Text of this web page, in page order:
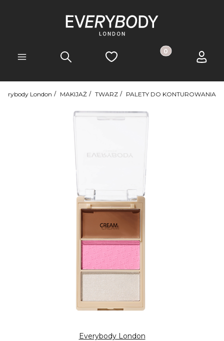
Menu Szukaj Ulubione Produkty w
Koszyk Zaloguj
London MAKIJAŻ TWARZ PALETY DO KONTUROWANIA
Everybody London